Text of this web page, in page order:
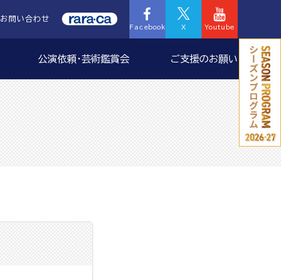
お問い合わせ
Facebook X Youtube
公演依頼・芸術鑑賞会 ご支援のお願い